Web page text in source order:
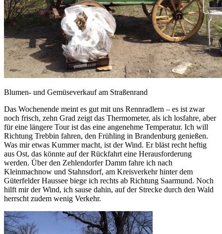
Blumen- und Gemüseverkauf am Straßenrand
Das Wochenende meint es gut mit uns Rennradlern – es ist zwar
noch frisch, zehn Grad zeigt das Thermometer, als ich losfahre, aber
für eine längere Tour ist das eine angenehme Temperatur. Ich will
Richtung Trebbin fahren, den Frühling in Brandenburg genießen.
Was mir etwas Kummer macht, ist der Wind. Er bläst recht heftig
aus Ost, das könnte auf der Rückfahrt eine Herausforderung
werden. Über den Zehlendorfer Damm fahre ich nach
Kleinmachnow und Stahnsdorf, am Kreisverkehr hinter dem
Güterfelder Haussee biege ich rechts ab Richtung Saarmund. Noch
hilft mir der Wind, ich sause dahin, auf der Strecke durch den Wald
herrscht zudem wenig Verkehr.